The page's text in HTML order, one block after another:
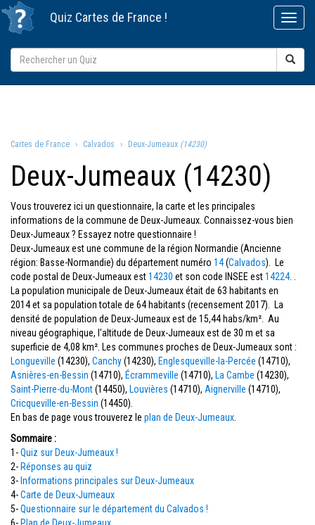
Quiz Cartes de France !
Cartes de France Calvados Deux-Jumeaux (14230)
Deux-Jumeaux (14230)
Vous trouverez ici un questionnaire, la carte et les principales
informations de la commune de Deux-Jumeaux. Connaissez-vous bien
Deux-Jumeaux ? Essayez notre questionnaire !
Deux-Jumeaux est une commune de la région Normandie (Ancienne
région: Basse-Normandie) du département numéro 14(Calvados). Le
code postal de Deux-Jumeaux est14230 et son code INSEE est14224. .
La population municipale de Deux-Jumeaux était de 63 habitants en
2014 et sa population totale de 64 habitants (recensement 2017). La
densité de population de Deux-Jumeaux est de 15,44 habs/km². Au
niveau géographique, l'altitude de Deux-Jumeaux est de 30 m et sa
superficie de 4,08 km². Les communes proches de Deux-Jumeaux sont :
Longueville (14230), Canchy(14230), Englesqueville-la-Percée (14710),
Asnières-en-Bessin (14710), Écrammeville (14710), La Cambe (14230),
Saint-Pierre-du-Mont(14450), Louvières (14710), Aignerville (14710),
Cricqueville-en-Bessin (14450).
En bas de page vous trouverez le plan de Deux-Jumeaux
Sommaire :
1-Quiz sur Deux-Jumeaux !
2- Réponses au quiz
3- Informations principales sur Deux-Jumeaux
4-Carte de Deux-Jumeaux
5-Questionnaire sur le département du Calvados !